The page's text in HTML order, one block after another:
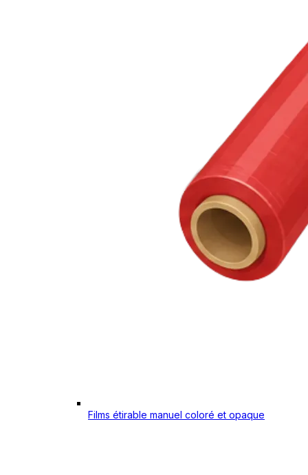
Films étirable manuel coloré et opaque